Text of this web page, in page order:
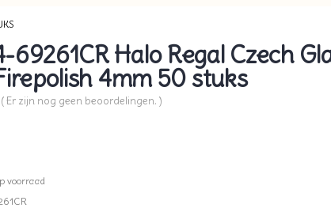
69261CR Halo Regal Czech
4mm 50 stuks
( Er zijn nog geen beoordelingen. )
voorraad